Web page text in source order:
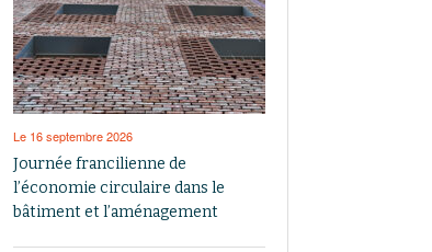
Le 16 septembre 2026
Journée francilienne de
l’économie circulaire dans le
bâtiment et l’aménagement